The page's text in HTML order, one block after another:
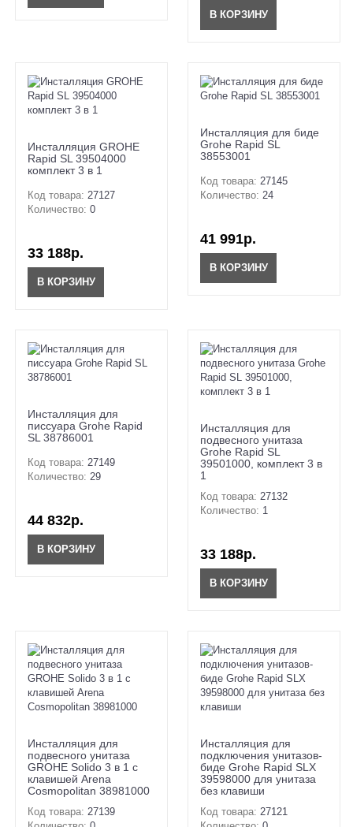
В КОРЗИНУ
Инсталляция GROHE
Rapid SL 39504000
комплект 3 в 1
Код товара: 27127
Количество: 0
33 188р.
В КОРЗИНУ
Инсталляция для биде
Grohe Rapid SL
38553001
Код товара: 27145
Количество: 24
41 991р.
В КОРЗИНУ
Инсталляция для
писсуара Grohe Rapid
SL 38786001
Код товара: 27149
Количество: 29
44 832р.
В КОРЗИНУ
Инсталляция для
подвесного унитаза
Grohe Rapid SL
39501000, комплект 3 в
1
Код товара: 27132
Количество: 1
33 188р.
В КОРЗИНУ
Инсталляция для
подвесного унитаза
GROHE Solido 3 в 1 с
клавишей Arena
Cosmopolitan 38981000
Код товара: 27139
Инсталляция для
подключения унитазов-
биде Grohe Rapid SLX
39598000 для унитаза
без клавиши
Код товара: 27121